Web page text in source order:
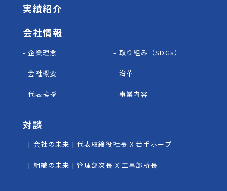
実績紹介
会社情報
- 企業理念 - 取り組み（SDGs）
- 会社概要 - 沿革
- 代表挨拶 - 事業内容
対談
- [ 会社の未来 ] 代表取締役社長 X 若手ホープ
- [ 組織の未来 ] 管理部次長 X 工事部所長